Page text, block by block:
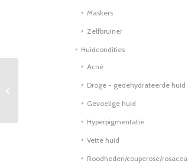
Maskers
Zelfbruiner
Huidcondities
Acné
Droge - gedehydrateerde huid
Gevoelige huid
Hyperpigmentatie
Vette huid
Roodheden/couperose/rosacea